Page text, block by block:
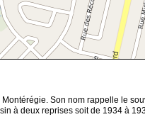
Son nom rappelle le
à deux reprises soit de 1934 à